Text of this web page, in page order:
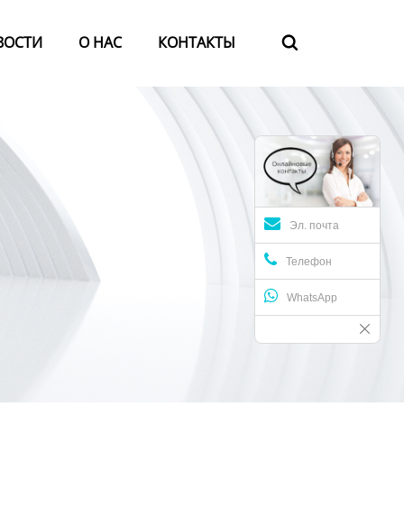
О HАС КОНТАКТЫ 
Эл. почта
Телефон
WhatsApp